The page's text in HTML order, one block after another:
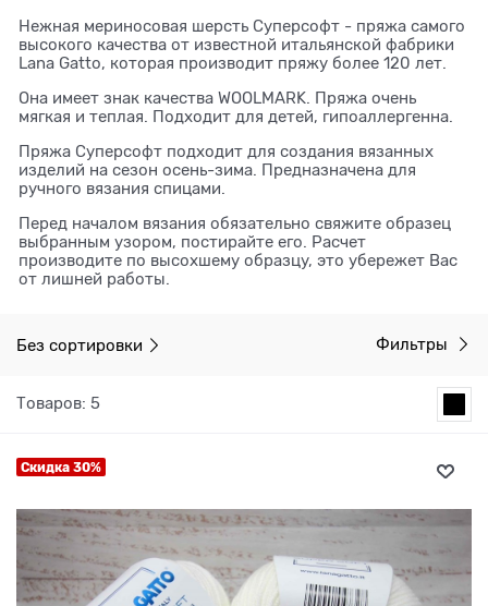
Нежная мериносовая шерсть Суперсофт - пряжа самого
высокого качества от известной итальянской фабрики
Lana Gatto, которая производит пряжу более 120 лет.
Она имеет знак качества WOOLMARK. Пряжа очень
мягкая и теплая. Подходит для детей, гипоаллергенна.
Пряжа Суперсофт подходит для создания вязанных
изделий на сезон осень-зима. Предназначена для
ручного вязания спицами.
Перед началом вязания обязательно свяжите образец
выбранным узором, постирайте его. Расчет
производите по высохшему образцу, это убережет Вас
от лишней работы.
Без сортировки Фильтры
Товаров: 5
Скидка 30%